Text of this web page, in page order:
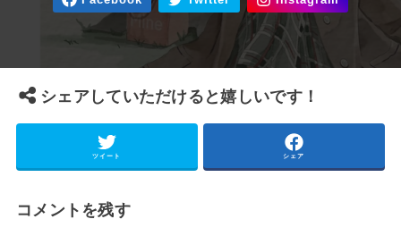
シェアしていただけると嬉しいです！
ツイート シェア
コメントを残す